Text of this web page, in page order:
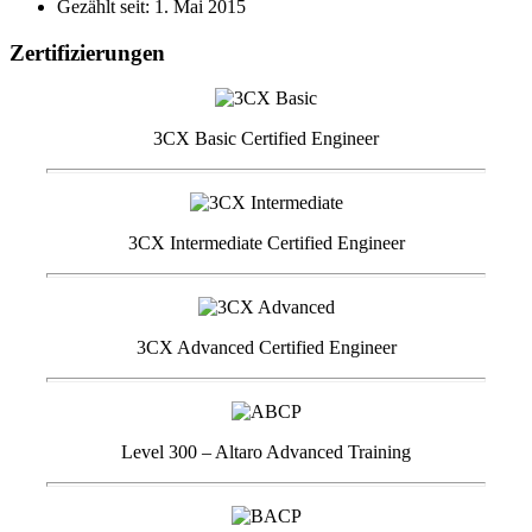
Gezählt seit: 1. Mai 2015
Zertifizierungen
3CX Basic Certified Engineer
3CX Intermediate Certified Engineer
3CX Advanced Certified Engineer
Level 300 – Altaro Advanced Training